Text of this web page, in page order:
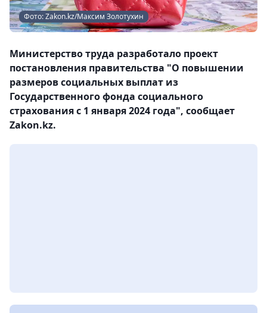
Фото: Zakon.kz/Максим Золотухин
Министерство труда разработало проект
постановления правительства "О повышении
размеров социальных выплат из
Государственного фонда социального
страхования с 1 января 2024 года", сообщает
Zakon.kz.